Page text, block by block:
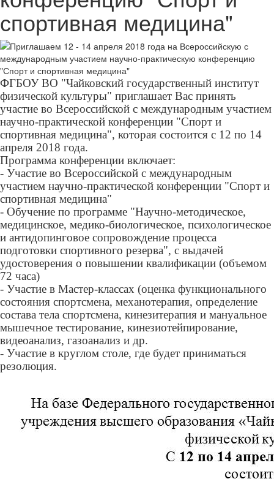
спортивная медицина"
ФГБОУ ВО "Чайковский государственный институт
физической культуры" приглашает Вас принять
участие во Всероссийской с международным участием
научно-практической конференции "Спорт и
спортивная медицина", которая состоится с 12 по 14
апреля 2018 года.
Программа конференции включает:
- Участие во Всероссийской с международным
участием научно-практической конференции "Спорт и
спортивная медицина"
- Обучение по программе "Научно-методическое,
медицинское, медико-биологическое, психологическое
и антидопинговое сопровождение процесса
подготовки спортивного резерва", с выдачей
удостоверения о повышении квалификации (объемом
72 часа)
- Участие в Мастер-классах (оценка функционального
состояния спортсмена, механотерапия, определение
состава тела спортсмена, кинезитерапия и мануальное
мышечное тестирование, кинезиотейпирование,
видеоанализ, газоанализ и др.
- Участие в круглом столе, где будет приниматься
резолюция.